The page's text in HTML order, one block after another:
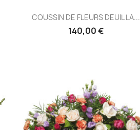
Aperçu rapide
COUSSIN DE FLEURS DEUIL LA...
140,00 €